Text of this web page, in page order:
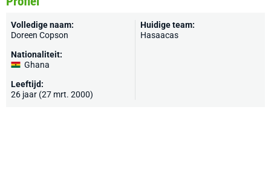
Volledige naam:
Doreen Copson
Nationaliteit:
Ghana
Leeftijd:
26 jaar (27 mrt. 2000)
Huidige team:
Hasaacas